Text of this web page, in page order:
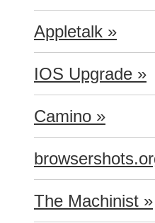
Appletalk »
IOS Upgrade »
Camino »
The Machinist »